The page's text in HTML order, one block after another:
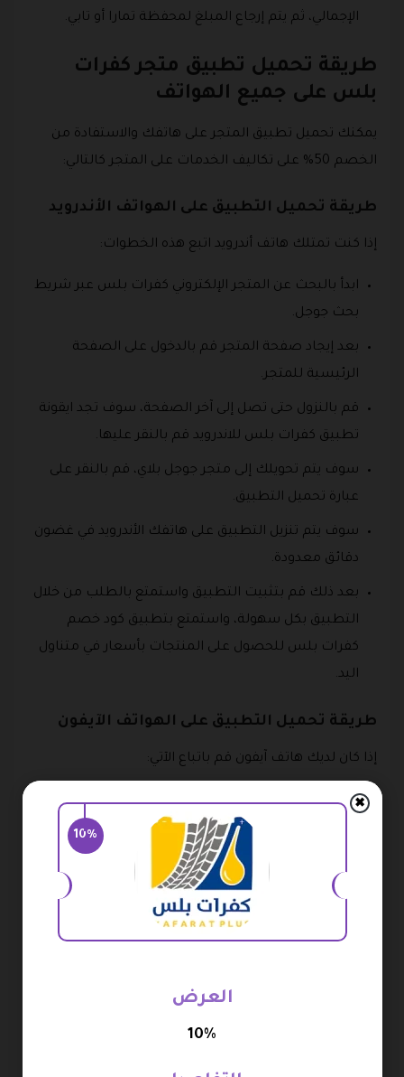
الإجمالي، ثم يتم إرجاع المبلغ لمحفظة تمارا أو تابي.
طريقة تحميل تطبيق متجر كفرات
بلس على جميع الهواتف
يمكنك تحميل تطبيق المتجر على هاتفك والاستفادة من
الخصم 50% على تكاليف الخدمات على المتجر كالتالي:
طريقة تحميل التطبيق على الهواتف الأندرويد
إذا كنت تمتلك هاتف أندرويد اتبع هذه الخطوات:
ابدأ بالبحث عن المتجر الإلكتروني كفرات بلس عبر شريط
بحث جوجل.
بعد إيجاد صفحة المتجر قم بالدخول على الصفحة
الرئيسية للمتجر.
قم بالنزول حتى تصل إلى آخر الصفحة، سوف تجد ايقونة
تطبيق كفرات بلس للاندرويد قم بالنقر عليها.
سوف يتم تحويلك إلى متجر جوجل بلاي، قم بالنقر على
عبارة تحميل التطبيق.
سوف يتم تنزيل التطبيق على هاتفك الأندرويد في غضون
دقائق معدودة.
بعد ذلك قم بتثبيت التطبيق واستمتع بالطلب من خلال
التطبيق بكل سهولة، واستمتع بتطبيق كود خصم
كفرات بلس للحصول على المنتجات بأسعار في متناول
اليد.
طريقة تحميل التطبيق على الهواتف الآيفون
إذا كان لديك هاتف آيفون قم باتباع الآتي:
ابحث عن موقع متجر كفرات بلس من خلال محرك البحث
بعد أن تصل إلى المتجر قم بالضغط عليه حتى تتمكن من
الدخول على الصفحة الرئيسية.
انزل إلى آخر الصفحة حتى تجد الآيقونة التي تدل على
10%
✖
العرض
10%